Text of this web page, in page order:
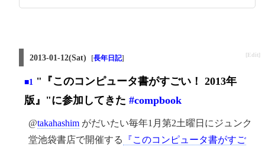
2013-01-12(Sat) [長年日記] [Edit]
■1
"『このコンピュータ書がすごい！ 2013年
版』"に参加してきた #compbook
@takahashim がだいたい毎年1月第2土曜日にジュンク
堂池袋書店で開催する
『このコンピュータ書がすご